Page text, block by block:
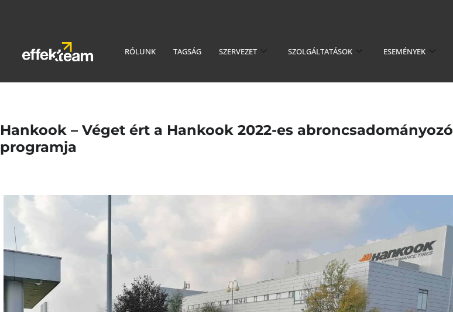
RÓLUNK TAGSÁG SZERVEZET SZOLGÁLTATÁSOK ESEMÉNYEK
Hankook – Véget ért a Hankook 2022-es abroncsadományozó
programja